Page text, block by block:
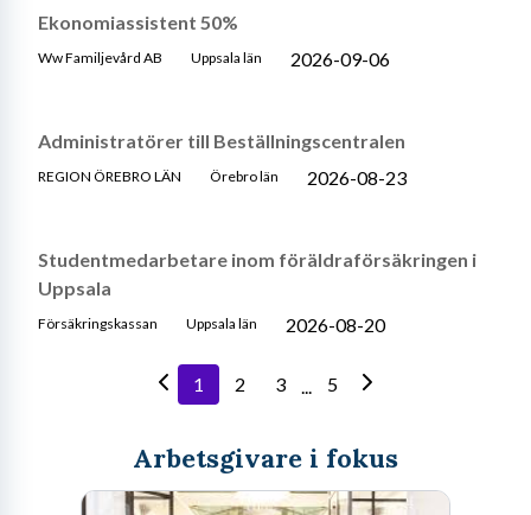
Ekonomiassistent 50%
Ww Familjevård AB Uppsala län 2026-09-06
Administratörer till Beställningscentralen
REGION ÖREBRO LÄN Örebro län 2026-08-23
Studentmedarbetare inom föräldraförsäkringen i
Uppsala
Försäkringskassan Uppsala län 2026-08-20
1 2 3 ... 5
Arbetsgivare i fokus